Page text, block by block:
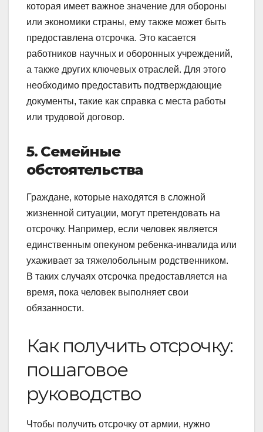
которая имеет важное значение для обороны
или экономики страны, ему также может быть
предоставлена отсрочка. Это касается
работников научных и оборонных учреждений,
а также других ключевых отраслей. Для этого
необходимо предоставить подтверждающие
документы, такие как справка с места работы
или трудовой договор.
5. Семейные
обстоятельства
Граждане, которые находятся в сложной
жизненной ситуации, могут претендовать на
отсрочку. Например, если человек является
единственным опекуном ребенка-инвалида или
ухаживает за тяжелобольным родственником.
В таких случаях отсрочка предоставляется на
время, пока человек выполняет свои
обязанности.
Как получить отсрочку:
пошаговое
руководство
Чтобы получить отсрочку от армии, нужно